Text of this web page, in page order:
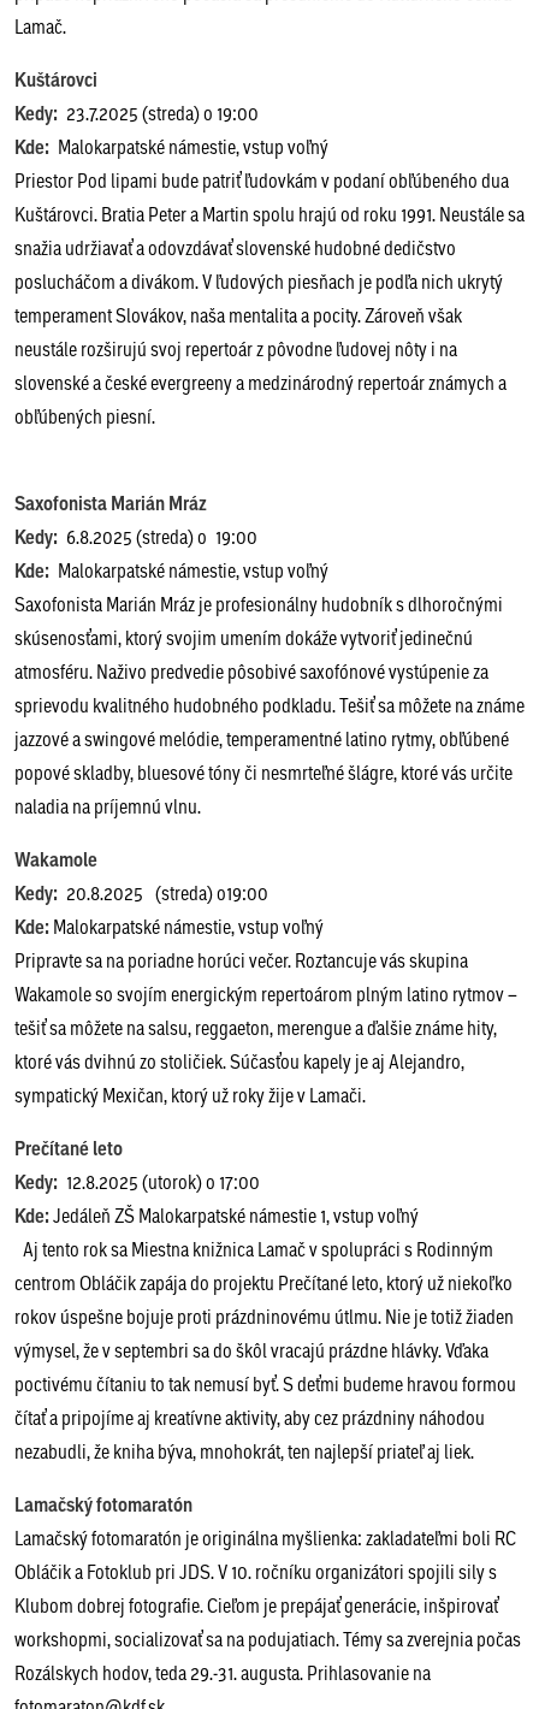
Lamač.
Kuštárovci
Kedy: 23.7.2025 (streda) o 19:00
Kde: Malokarpatské námestie, vstup voľný
Priestor Pod lipami bude patriť ľudovkám v podaní obľúbeného dua
Kuštárovci. Bratia Peter a Martin spolu hrajú od roku 1991. Neustále sa
snažia udržiavať a odovzdávať slovenské hudobné dedičstvo
poslucháčom a divákom. V ľudových piesňach je podľa nich ukrytý
temperament Slovákov, naša mentalita a pocity. Zároveň však
neustále rozširujú svoj repertoár z pôvodne ľudovej nôty i na
slovenské a české evergreeny a medzinárodný repertoár známych a
obľúbených piesní.
Saxofonista Marián Mráz
Kedy: 6.8.2025 (streda) o 19:00
Kde: Malokarpatské námestie, vstup voľný
Saxofonista Marián Mráz je profesionálny hudobník s dlhoročnými
skúsenosťami, ktorý svojim umením dokáže vytvoriť jedinečnú
atmosféru. Naživo predvedie pôsobivé saxofónové vystúpenie za
sprievodu kvalitného hudobného podkladu. Tešiť sa môžete na známe
jazzové a swingové melódie, temperamentné latino rytmy, obľúbené
popové skladby, bluesové tóny či nesmrteľné šlágre, ktoré vás určite
naladia na príjemnú vlnu.
Wakamole
Kedy: 20.8.2025 (streda) o19:00
Kde:Malokarpatské námestie, vstup voľný
Pripravte sa na poriadne horúci večer. Roztancuje vás skupina
Wakamole so svojím energickým repertoárom plným latino rytmov –
tešiť sa môžete na salsu, reggaeton, merengue a ďalšie známe hity,
ktoré vás dvihnú zo stoličiek. Súčasťou kapely je aj Alejandro,
sympatický Mexičan, ktorý už roky žije v Lamači.
Prečítané leto
Kedy: 12.8.2025 (utorok) o 17:00
Kde:Jedáleň ZŠ Malokarpatské námestie 1, vstup voľný
Aj tento rok sa Miestna knižnica Lamač v spolupráci s Rodinným
centrom Obláčik zapája do projektu Prečítané leto, ktorý už niekoľko
rokov úspešne bojuje proti prázdninovému útlmu. Nie je totiž žiaden
výmysel, že v septembri sa do škôl vracajú prázdne hlávky. Vďaka
poctivému čítaniu to tak nemusí byť. S deťmi budeme hravou formou
čítať a pripojíme aj kreatívne aktivity, aby cez prázdniny náhodou
nezabudli, že kniha býva, mnohokrát, ten najlepší priateľ aj liek.
Lamačský fotomaratón
Lamačský fotomaratón je originálna myšlienka: zakladateľmi boli RC
Obláčik a Fotoklub pri JDS. V 10. ročníku organizátori spojili sily s
Klubom dobrej fotografie. Cieľom je prepájať generácie, inšpirovať
workshopmi, socializovať sa na podujatiach. Témy sa zverejnia počas
Rozálskych hodov, teda 29.-31. augusta. Prihlasovanie na